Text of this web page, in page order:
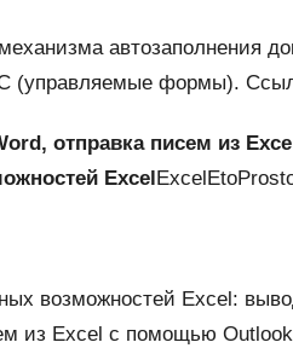
автозаполнения
(управляемые формы).
отправка писем из
Excel
возможностей Excel:
из Excel с помощью